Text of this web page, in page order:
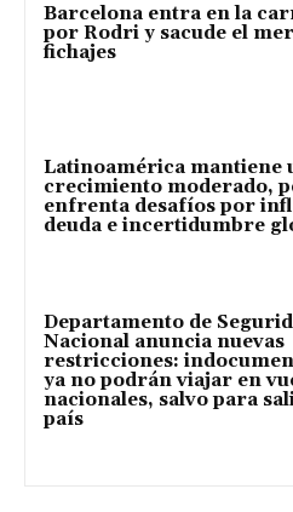
Barcelona entra en la
por Rodri y sacude el
fichajes
Latinoamérica mantiene
crecimiento moderado,
enfrenta desafíos por
deuda e incertidumbre
Departamento de
Nacional anuncia nuevas
restricciones:
ya no podrán viajar en
nacionales, salvo para
país